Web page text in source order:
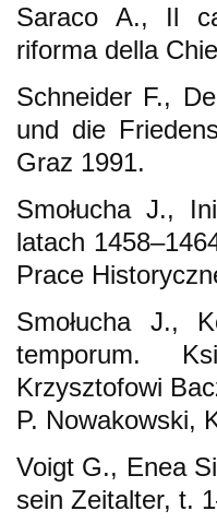
Saraco A., Il
riforma della
Schneider F.,
und die
Graz 1991.
Smołucha J.,
latach
Prace
Smołucha J.,
temporum.
Krzysztofowi
P. Nowakowski,
Voigt G., Enea
sein Zeitalter, t.